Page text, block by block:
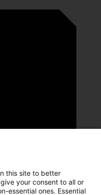
this site to better
your consent to all or
essential ones. Essential